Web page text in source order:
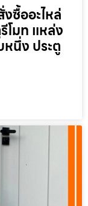
ซื้ออะไหล่
โมท แหล่ง
หนึ่ง ประตู